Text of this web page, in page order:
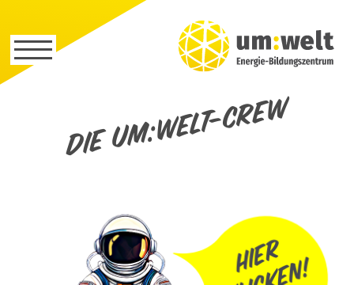
Die um:welt-Crew